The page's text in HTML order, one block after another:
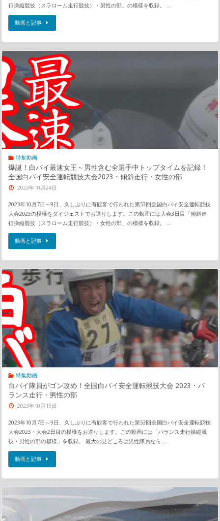
行操縦競技（スラローム走行競技）・男性の部」の模様を収録。 …
動画と記事
特集動画
爆誕！白バイ最速女王～男性含む全選手中トップタイムを記録！
全国白バイ安全運転競技大会2023・傾斜走行・女性の部
2023年10月24日
2023年10月7日～9日、久しぶりに有観客で行われた第53回全国白バイ安全運転競技
大会2023の模様をダイジェストでお送りします。この動画には大会3日目「傾斜走
行操縦競技（スラローム走行競技）・女性の部」の模様を収録。 …
動画と記事
特集動画
白バイ隊員がゴン攻め！全国白バイ安全運転競技大会 2023・バ
ランス走行・男性の部
2023年10月19日
2023年10月7日～9日、久しぶりに有観客で行われた第53回全国白バイ安全運転競技
大会2023・大会2日目の模様をお送りします。この動画には「バランス走行操縦競
技・男性の部の模様」を収録。 最大の見どころは男性隊員なら …
動画と記事